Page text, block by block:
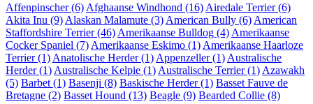
Affenpinscher(6) Afghaanse Windhond (16) Airedale Terrier(6)
Akita Inu (9) Alaskan Malamute (3) American Bully (6) American
Staffordshire Terrier(46) Amerikaanse Bulldog (4) Amerikaanse
Cocker Spaniel (7) Amerikaanse Eskimo (1) Amerikaanse Haarloze
Terrier(1) Anatolische Herder(1) Appenzeller(1) Australische
Herder(1) Australische Kelpie (1) Australische Terrier(1) Azawakh
(5) Barbet (1) Basenji (8) Baskische Herder(1) Basset Fauve de
Bretagne (2) Basset Hound (13) Beagle (9) Bearded Collie (8)